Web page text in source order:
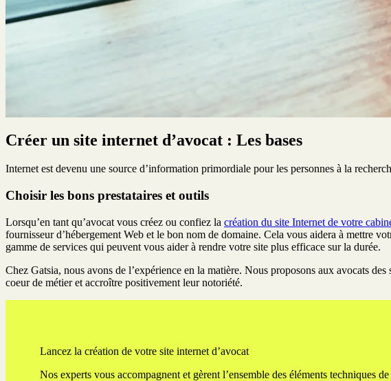
Créer un site internet d’avocat : Les bases
Internet est devenu une source d’information primordiale pour les personnes à la
Choisir les bons prestataires et outils
Lorsqu’en tant qu’avocat vous créez ou confiez la création du site Internet de votre
fournisseur d’hébergement Web et le bon nom de domaine. Cela vous aidera à mettre
gamme de services qui peuvent vous aider à rendre votre site plus efficace sur la durée.
Chez Gatsia, nous avons de l’expérience en la matière. Nous proposons aux avocats
coeur de métier et accroître positivement leur notoriété.
Lancez la création de votre site internet d’avocat
Nos experts vous accompagnent et gèrent l’ensemble des éléments techniques